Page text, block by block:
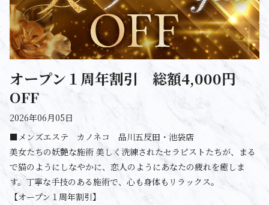
オープン１周年割引 総額4,000円
OFF
2026年06月05日
■メンズエステ カノネコ 品川五反田・池袋店
美女たちの妖艶な施術 美しく洗練されたセラピストたちが、まる
で猫のようにしなやかに、恋人のようにあなたの疲れを癒しま
す。丁寧な手技のある施術で、心も身体もリラックス。
【オープン１周年割引】